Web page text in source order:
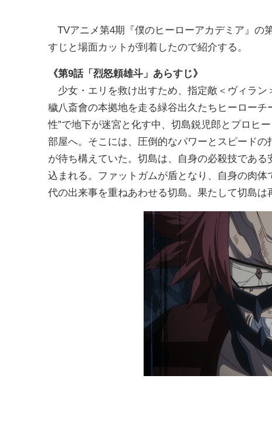
TVアニメ第4期『僕のヒーローアカデミア』の
すじと場面カットが到着したので紹介する。
《第9話「烈怒頼雄斗」あらすじ》
少女・エリを救け出すため、指定敵＜ヴィラン
穢八斎會の本拠地を走る緑谷出久たちヒーロー
性”で地下が迷宮と化す中、切島鋭児郎とプロヒ
部屋へ。そこには、圧倒的なパワーとスピード
が待ち構えていた。切島は、自身の必殺技であ
込まれる。ファットガムが盾となり、自身の肉
代の出来事を重ねあわせる切島。果たして切島